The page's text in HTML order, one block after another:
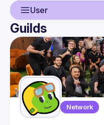
User
User
Events
Guilds
Guilds
Network